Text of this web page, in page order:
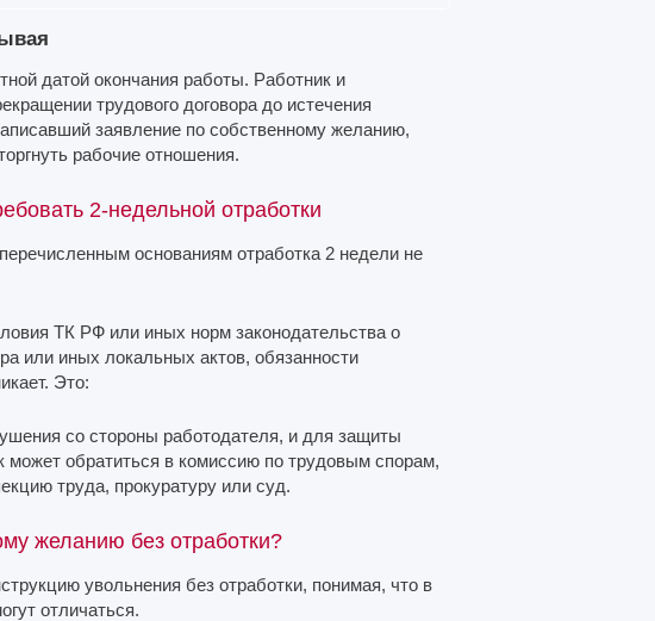
датой окончания работы. Работник и
трудового договора до истечения
заявление по собственному желанию,
рабочие отношения.
2-недельной отработки
основаниям отработка 2 недели не
ТК РФ или иных норм законодательства о
или иных локальных актов, обязанности
Это:
со стороны работодателя, и для защиты
может обратиться в комиссию по трудовым спорам,
труда, прокуратуру или суд.
желанию без отработки?
увольнения без отработки, понимая, что в
отличаться.